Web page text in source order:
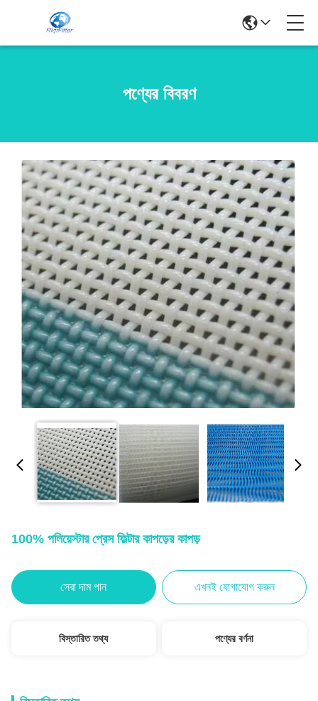
পণ্যের বিবরণ
100% পলিয়েস্টার প্রেস ফিল্টার কাপড়ের কাপড়
সেরা দাম পান এখনই যোগাযোগ করুন
বিস্তারিত তথ্য পণ্যের বর্ণনা